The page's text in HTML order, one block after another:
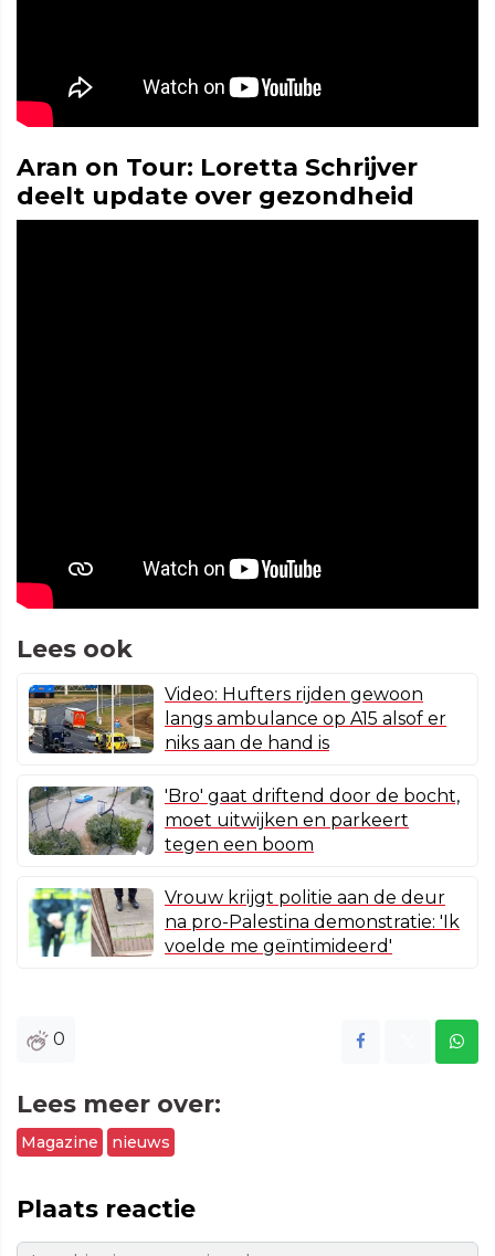
Aran on Tour: Loretta Schrijver
deelt update over gezondheid
Lees ook
Video: Hufters rijden gewoon
langs ambulance op A15 alsof er
niks aan de hand is
'Bro' gaat driftend door de bocht,
moet uitwijken en parkeert
tegen een boom
Vrouw krijgt politie aan de deur
na pro-Palestina demonstratie: 'Ik
voelde me geïntimideerd'
0
Lees meer over:
Magazine nieuws
Plaats reactie